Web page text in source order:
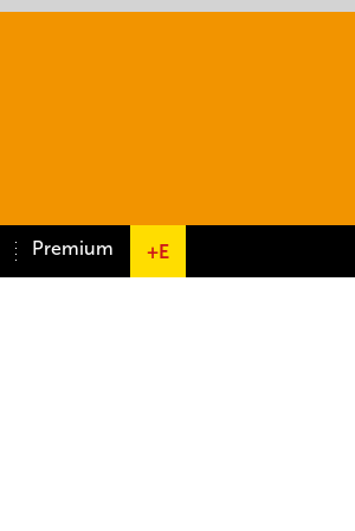
Premium +E